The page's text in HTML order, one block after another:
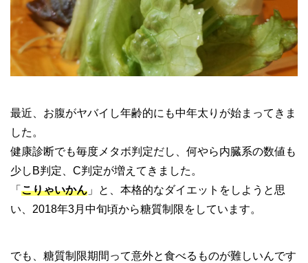
最近、お腹がヤバイし年齢的にも中年太りが始まってきま
した。
健康診断でも毎度メタボ判定だし、何やら内臓系の数値も
少しB判定、C判定が増えてきました。
「 こりゃいかん 」と、本格的なダイエットをしようと思
い、2018年3月中旬頃から糖質制限をしています。
でも、糖質制限期間って意外と食べるものが難しいんです